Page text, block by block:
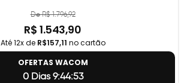
De R$ 1.796,92
R$ 1.543,90
Até 12x de R$157,11 no cartão
OFERTAS WACOM
0 Dias 9:44:53